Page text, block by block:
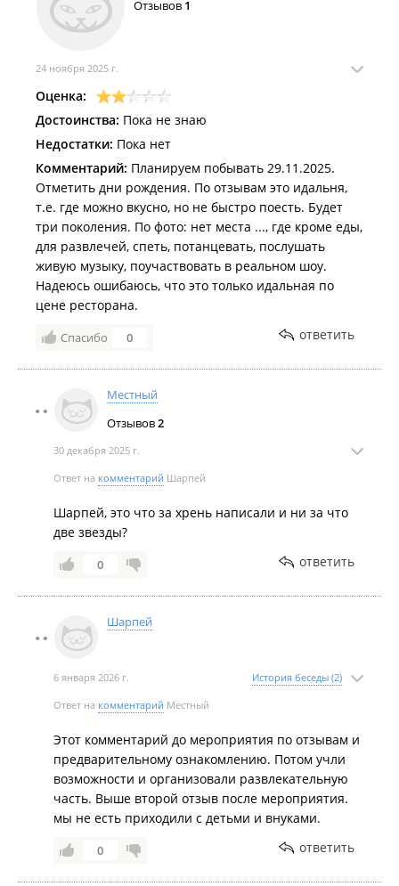
Отзывов 1
24 ноября 2025 г.
Оценка:
Достоинства: Пока не знаю
Недостатки: Пока нет
Комментарий: Планируем побывать 29.11.2025.
Отметить дни рождения. По отзывам это идальня,
т.е. где можно вкусно, но не быстро поесть. Будет
три поколения. По фото: нет места ..., где кроме еды,
для развлечей, спеть, потанцевать, послушать
живую музыку, поучаствовать в реальном шоу.
Надеюсь ошибаюсь, что это только идальная по
цене ресторана.
Спасибо 0 ответить
Местный
Отзывов2
30 декабря 2025 г.
Ответ на комментарий Шарпей
Шарпей, это что за хрень написали и ни за что
две звезды?
0 ответить
Шарпей
6 января 2026 г. История беседы (2)
Ответ на комментарий Местный
Этот комментарий до мероприятия по отзывам и
предварительному ознакомлению. Потом учли
возможности и организовали развлекательную
часть. Выше второй отзыв после мероприятия.
мы не есть приходили с детьми и внуками.
0 ответить